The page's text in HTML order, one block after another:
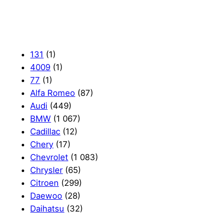
131 (1)
4009 (1)
77 (1)
Alfa Romeo (87)
Audi (449)
BMW (1 067)
Cadillac (12)
Chery (17)
Chevrolet (1 083)
Chrysler (65)
Citroen (299)
Daewoo (28)
Daihatsu (32)